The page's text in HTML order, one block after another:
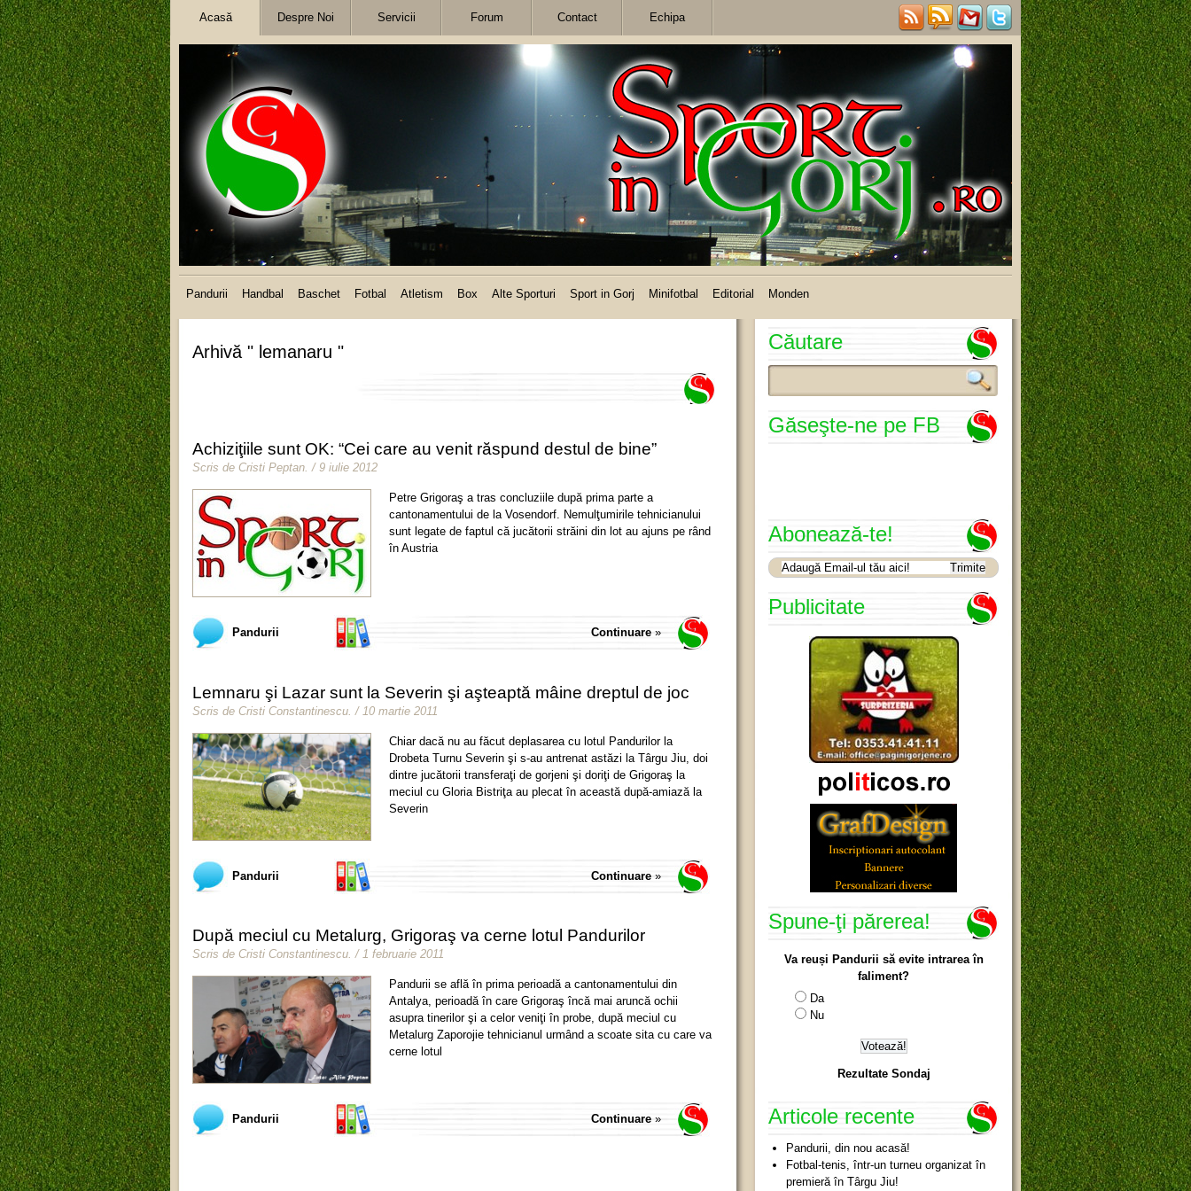
Acasă Despre Noi Servicii Forum Contact Echipa
Pandurii Handbal Baschet Fotbal Atletism Box Alte Sporturi Sport in Gorj Minifotbal Editorial Monden
Arhivă " lemanaru "
Achiziţiile sunt OK: “Cei care au venit răspund destul de bine”
Scris de Cristi Peptan. / 9 iulie 2012
Petre Grigoraş a tras concluziile după prima parte a
cantonamentului de la Vosendorf. Nemulţumirile tehnicianului
sunt legate de faptul că jucătorii străini din lot au ajuns pe rând
în Austria
Pandurii Continuare »
Lemnaru şi Lazar sunt la Severin şi aşteaptă mâine dreptul de joc
Scris de Cristi Constantinescu / 10 martie 2011
Chiar dacă nu au făcut deplasarea cu lotul Pandurilor la
Drobeta Turnu Severin şi s-au antrenat astăzi la Târgu Jiu, doi
dintre jucătorii transferaţi de gorjeni şi doriţi de Grigoraş la
meciul cu Gloria Bistriţa au plecat în această după-amiază la
Severin
Pandurii Continuare »
După meciul cu Metalurg, Grigoraş va cerne lotul Pandurilor
Scris de Cristi Constantinescu. / 1 februarie 2011
Pandurii se află în prima perioadă a cantonamentului din
Antalya, perioadă în care Grigoraş încă mai aruncă ochii
asupra tinerilor şi a celor veniţi în probe, după meciul cu
Metalurg Zaporojie tehnicianul urmând a scoate sita cu care va
cerne lotul
Pandurii Continuare »
Căutare
Găseşte-ne pe FB
Abonează-te!
Publicitate
Spune-ţi părerea!
Va reuși Pandurii să evite intrarea în
faliment?
Da
Nu
Rezultate Sondaj
Articole recente
Pandurii, din nou acasă!
Fotbal-tenis, într-un turneu organizat în
premieră în Târgu Jiu!